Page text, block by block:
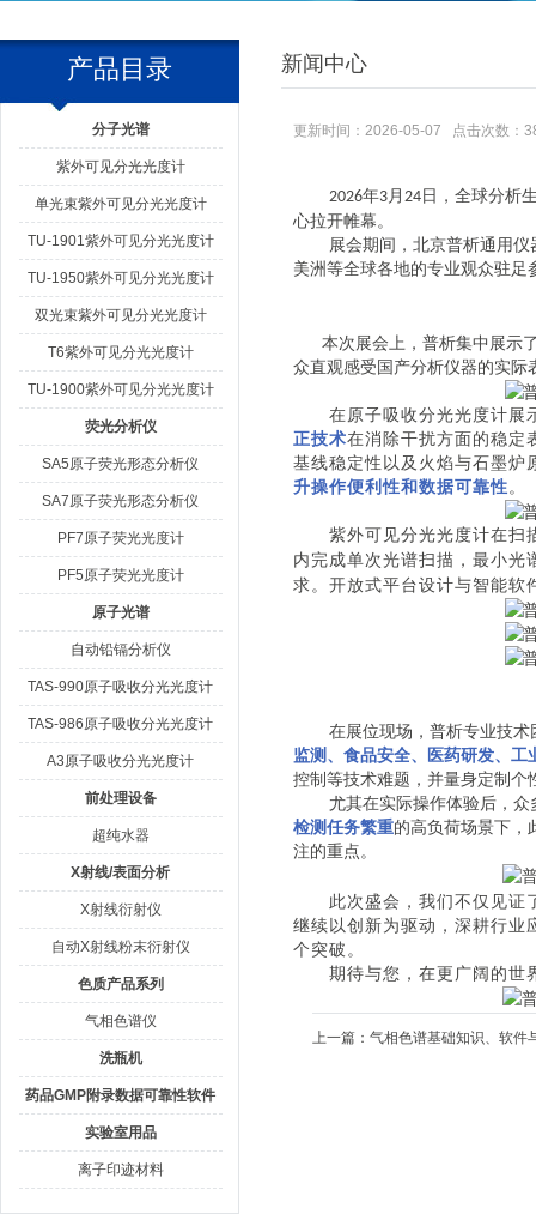
产品目录
分子光谱
紫外可见分光光度计
单光束紫外可见分光光度计
TU-1901紫外可见分光光度计
TU-1950紫外可见分光光度计
双光束紫外可见分光光度计
T6紫外可见分光光度计
TU-1900紫外可见分光光度计
荧光分析仪
SA5原子荧光形态分析仪
SA7原子荧光形态分析仪
PF7原子荧光光度计
PF5原子荧光光度计
原子光谱
自动铅镉分析仪
TAS-990原子吸收分光光度计
TAS-986原子吸收分光光度计
A3原子吸收分光光度计
前处理设备
超纯水器
X射线/表面分析
X射线衍射仪
自动X射线粉末衍射仪
色质产品系列
气相色谱仪
洗瓶机
药品GMP附录数据可靠性软件
实验室用品
离子印迹材料
新闻中心
更新时间：2026-05-07 点击次数：
2026年3月 24 日，全球分析
心拉开帷幕。
展会期间，北京普析通用
美洲等全球各地的专业观众驻足
本次展会上，普析集中展示
众直观感受国产分析仪器的实际
在原子吸收分光光度计展
正技术在消除干扰方面的稳定
基线稳定性以及火焰与石墨炉
升操作便利性和数据可靠性。
紫外可见分光光度计在扫
内完成单次光谱扫描，最小光
求。开放式平台设计与智能软
在展位现场，普析专业技
监测、食品安全、医药研发、工
控制等技术难题，并量身定制个
尤其在实际操作体验后，
检测任务繁重的高负荷场景下，
注的重点。
此次盛会，我们不仅见证
继续以创新为驱动，深耕行业
个突破。
期待与您，在更广阔的世
上一篇： 气相色谱基础知识、软件